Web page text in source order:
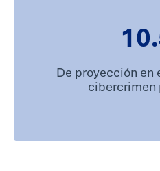
De proyección en
cibercrimen